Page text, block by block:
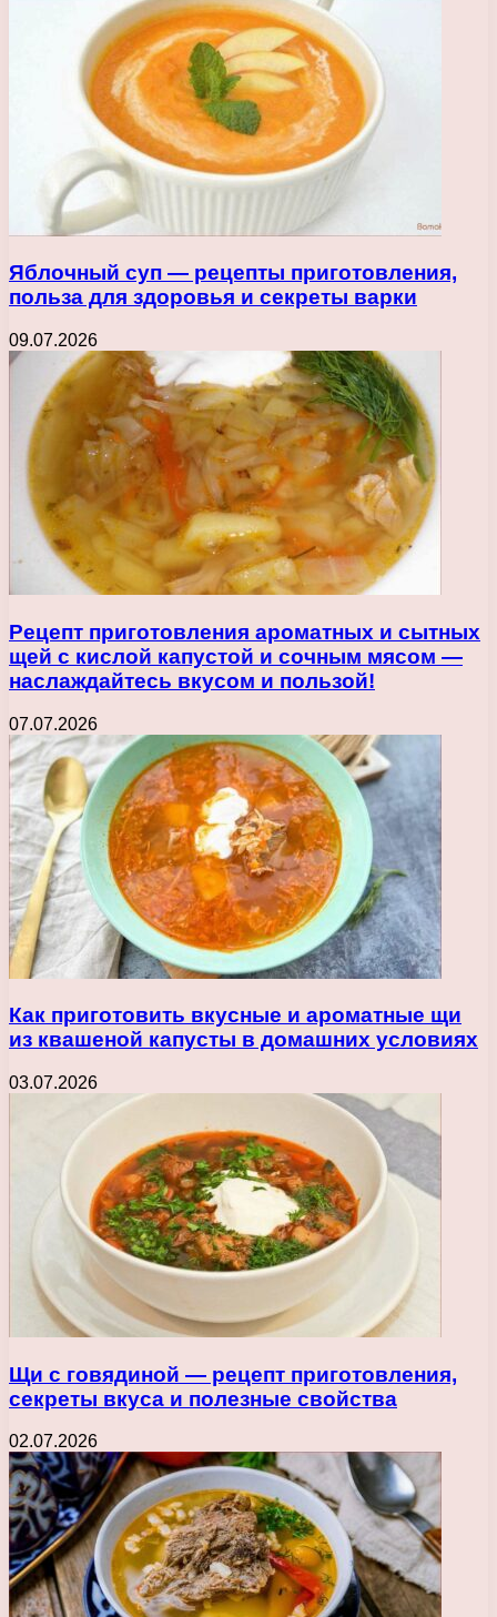
Яблочный суп — рецепты приготовления,
польза для здоровья и секреты варки
09.07.2026
Рецепт приготовления ароматных и сытных
щей с кислой капустой и сочным мясом —
наслаждайтесь вкусом и пользой!
07.07.2026
Как приготовить вкусные и ароматные щи
из квашеной капусты в домашних условиях
03.07.2026
Щи с говядиной — рецепт приготовления,
секреты вкуса и полезные свойства
02.07.2026